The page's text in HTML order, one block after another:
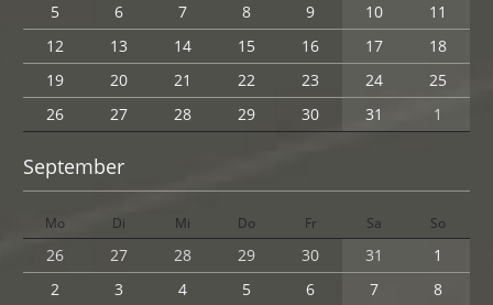
5
6 7 8 9 10
11
12
13 14 15 16 17
18
19
20 21 22 23 24
25
26
27 28 29 30 31 1
September
Mo Di Mi Do Fr Sa So
26 27 28 29 30 31
1
2
3 4 5 6 7
8